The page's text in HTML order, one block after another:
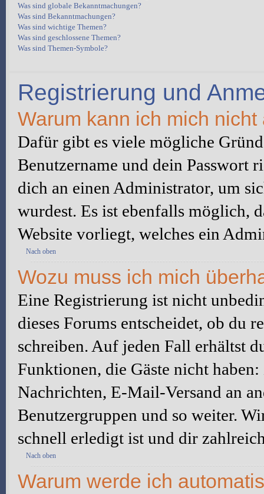
Was sind globale Bekanntmachungen?
Was sind Bekanntmachungen?
Was sind wichtige Themen?
Was sind geschlossene Themen?
Was sind Themen-Symbole?
Registrierung und
Warum kann ich mich nicht
Dafür gibt es viele mögliche
Benutzername und dein Passwort
dich an einen Administrator, um
wurdest. Es ist ebenfalls möglich,
Website vorliegt, welches ein
Nach oben
Wozu muss ich mich
Eine Registrierung ist nicht
dieses Forums entscheidet, ob du
schreiben. Auf jeden Fall erhältst
Funktionen, die Gäste nicht
Nachrichten, E-Mail-Versand an
Benutzergruppen und so weiter.
schnell erledigt ist und dir
Nach oben
Warum werde ich